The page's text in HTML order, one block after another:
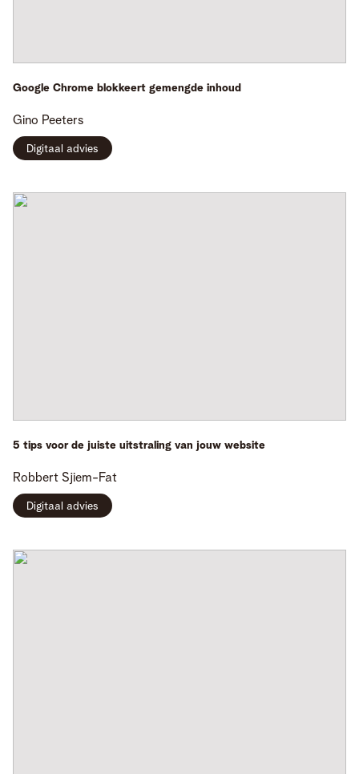
Google Chrome blokkeert gemengde inhoud
Gino Peeters
Digitaal advies
5 tips voor de juiste uitstraling van jouw website
Robbert Sjiem-Fat
Digitaal advies